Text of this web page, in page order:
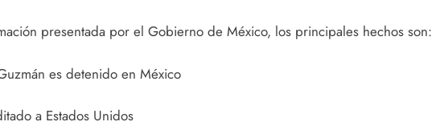
presentada por el Gobierno de México, los principales hechos son:
es detenido en México
a Estados Unidos